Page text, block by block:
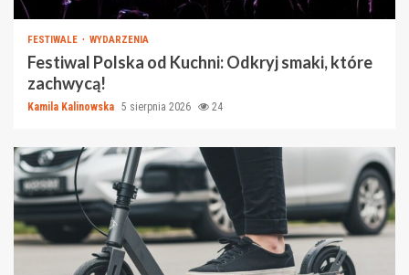
FESTIWALE WYDARZENIA
Festiwal Polska od Kuchni: Odkryj smaki, które
zachwycą!
Kamila Kalinowska 5 sierpnia 2026 24